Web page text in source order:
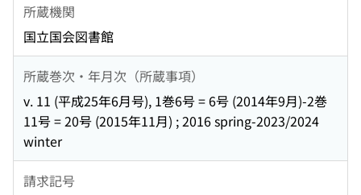
所蔵機関
国立国会図書館
所蔵巻次・年月次（所蔵事項）
v. 11 (平成25年6月号), 1巻6号 = 6号 (2014年9月)-2巻
11号 = 20号 (2015年11月) ; 2016 spring-2023/2024
winter
請求記号